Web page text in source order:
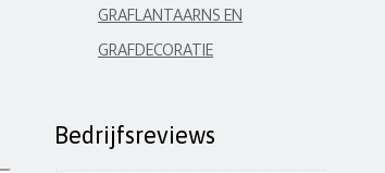
GRAFLANTAARNS EN
GRAFDECORATIE
Bedrijfsreviews